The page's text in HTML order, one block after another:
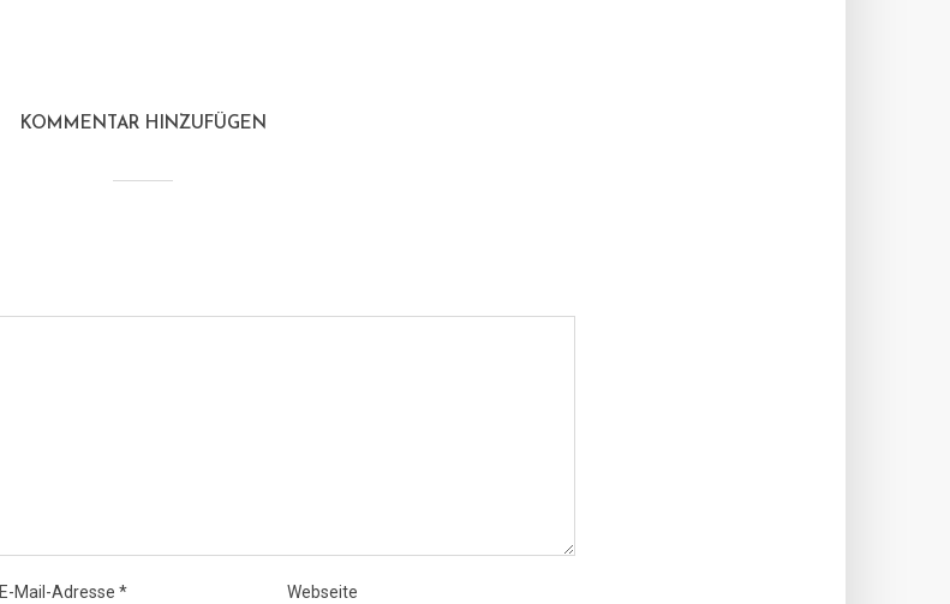
KOMMENTAR HINZUFÜGEN
E-Mail-Adresse * Webseite